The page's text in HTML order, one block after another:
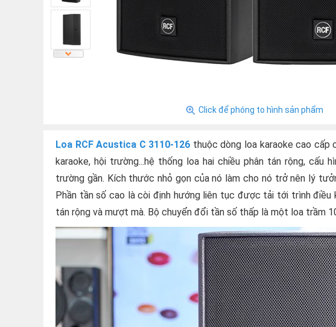
Click để phóng to hình sản phẩm
Loa RCF Acustica C 3110-126 thuộc dòng loa karaoke cao cấp
karaoke, hội trường...hệ thống loa hai chiều phân tán rộng,
trường gần. Kích thước nhỏ gọn của nó làm cho nó trở nên lý
Phần tần số cao là còi định hướng liên tục được tải tới trình điều
tán rộng và mượt mà. Bộ chuyển đổi tần số thấp là một loa trầm